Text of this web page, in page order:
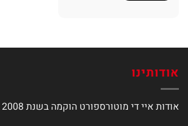
אודותינו
אודות איי די מוטורספורט הוקמה בשנת 2008